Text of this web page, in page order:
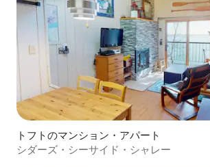
トフトのマンション・アパート
シダーズ・シーサイド・シャレー